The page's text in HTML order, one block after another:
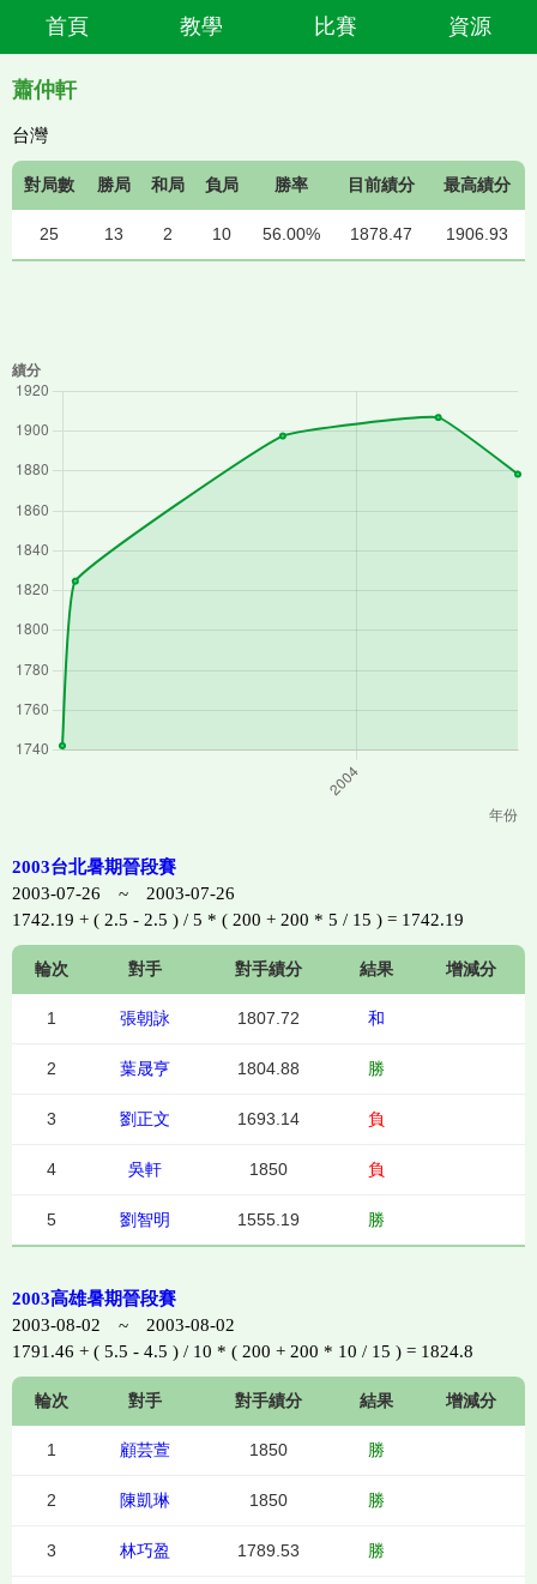
首頁 教學 比賽 資源
蕭仲軒
台灣
對局數 勝局 和局 負局 勝率 目前績分 最高績分
25 13 2 10 56.00% 1878.47 1906.93
2003台北暑期晉段賽
2003-07-26 ~ 2003-07-26
1742.19 + ( 2.5 - 2.5 ) / 5 * ( 200 + 200 * 5 / 15 ) = 1742.19
輪次 對手 對手績分 結果 增減分
1 張朝詠 1807.72 和
2 葉晟亨 1804.88 勝
3 劉正文 1693.14 負
4 吳軒 1850 負
5 劉智明 1555.19 勝
2003高雄暑期晉段賽
2003-08-02 ~ 2003-08-02
1791.46 + ( 5.5 - 4.5 ) / 10 * ( 200 + 200 * 10 / 15 ) = 1824.8
輪次 對手 對手績分 結果 增減分
1 顧芸萱 1850 勝
2 陳凱琳 1850 勝
3 林巧盈 1789.53 勝